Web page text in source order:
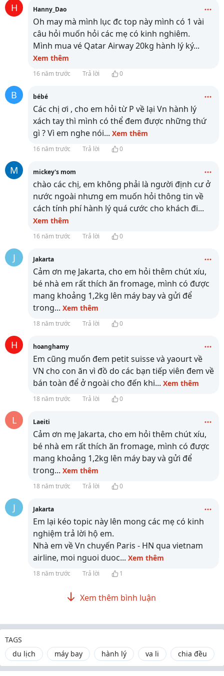
H Hanny_Dao
Oh may mà mình lục đc top này mình có 1 vài
câu hỏi muốn hỏi các mẹ có kinh nghiêm.
Mình mua vé Qatar Airway 20kg hành lý ký...
Xem thêm
16 năm trước Trả lời 0
B bébé
Các chị ơi , cho em hỏi từ P về lại Vn hành lý
xách tay thì mình có thể đem được những thứ
gì ? Vì em nghe nói... Xem thêm
16 năm trước Trả lời 0
M mickey's mom
chào các chị, em không phải là người định cư ở
nước ngoài nhưng em muốn hỏi thông tin về
cách tính phí hành lý quá cước cho khách đi...
Xem thêm
16 năm trước Trả lời 0
J Jakarta
Cảm ơn mẹ Jakarta, cho em hỏi thêm chút xíu,
bé nhà em rất thích ăn fromage, mình có được
mang khoảng 1,2kg lên máy bay và gửi để
trong... Xem thêm
18 năm trước Trả lời 0
H hoanghamy
Em cũng muốn đem petit suisse và yaourt về
VN cho con ăn vì đồ do các bạn tiếp viên đem về
bán toàn để ở ngoài cho đến khi... Xem thêm
18 năm trước Trả lời 0
L Laeiti
Cảm ơn mẹ Jakarta, cho em hỏi thêm chút xíu,
bé nhà em rất thích ăn fromage, mình có được
mang khoảng 1,2kg lên máy bay và gửi để
trong... Xem thêm
18 năm trước Trả lời 0
J Jakarta
Em lại kéo topic này lên mong các mẹ có kinh
nghiệm trả lời hộ em.
Nhà em về Vn chuyến Paris - HN qua vietnam
airline, moi nguoi duoc... Xem thêm
18 năm trước Trả lời 1
Xem thêm bình luận
TAGS
du lịch
máy bay hành lý va li chia đều